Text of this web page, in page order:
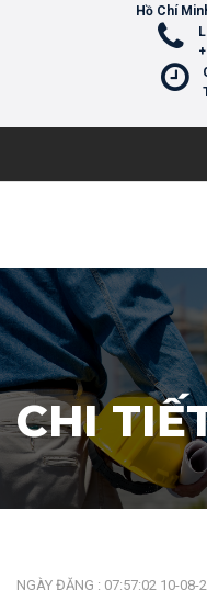
Hồ Chí
CHI
NGÀY ĐĂNG : 07:57:02 10-08-